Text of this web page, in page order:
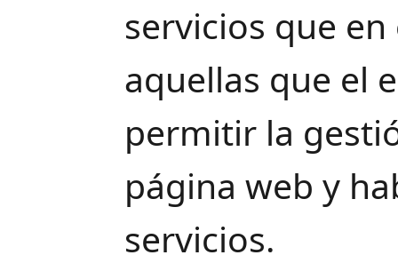
servicios que
aquellas que el
permitir la
página web y
servicios.